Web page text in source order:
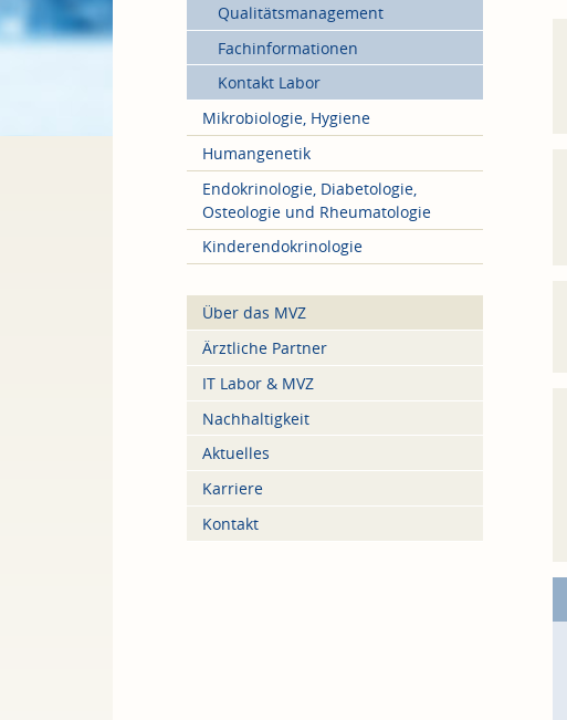
Qualitätsmanagement
Fachinformationen
Kontakt Labor
Mikrobiologie, Hygiene
Humangenetik
Endokrinologie, Diabetologie,
Osteologie und Rheumatologie
Kinderendokrinologie
Über das MVZ
Ärztliche Partner
IT Labor & MVZ
Nachhaltigkeit
Aktuelles
Karriere
Kontakt